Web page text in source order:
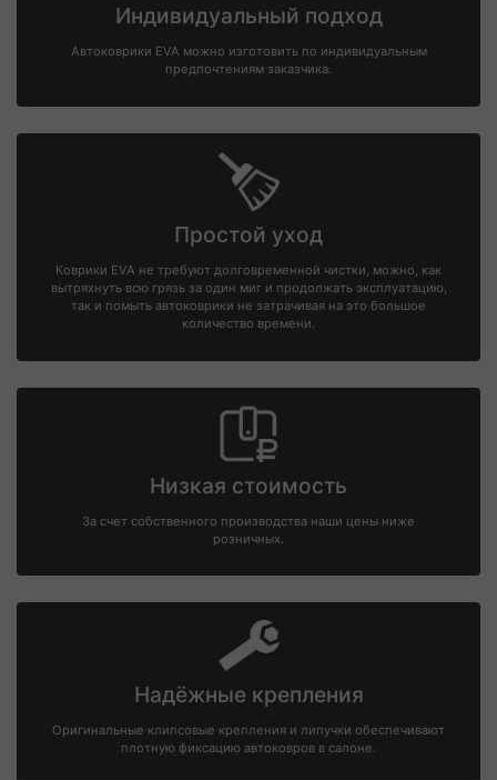
Индивидуальный подход
Автоковрики EVA можно изготовить по индивидуальным
предпочтениям заказчика.
Простой уход
Коврики EVA не требуют долговременной чистки, можно, как
вытряхнуть всю грязь за один миг и продолжать эксплуатацию,
так и помыть автоковрики не затрачивая на это большое
количество времени.
Низкая стоимость
За счет собственного производства наши цены ниже
розничных.
Надёжные крепления
Оригинальные клипсовые крепления и липучки обеспечивают
плотную фиксацию автоковров в салоне.